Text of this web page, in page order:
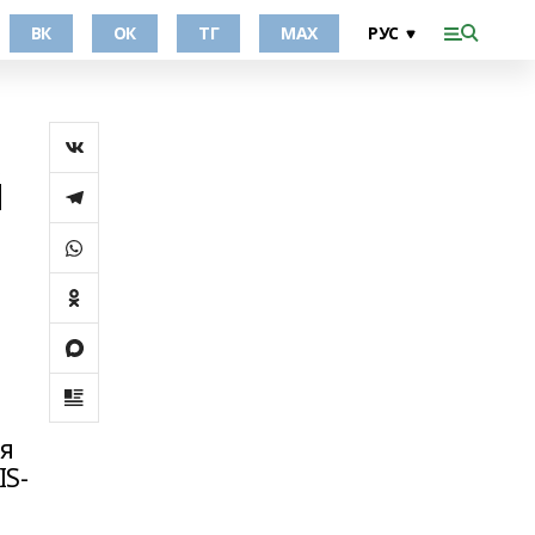
ВК ОК ТГ МАХ